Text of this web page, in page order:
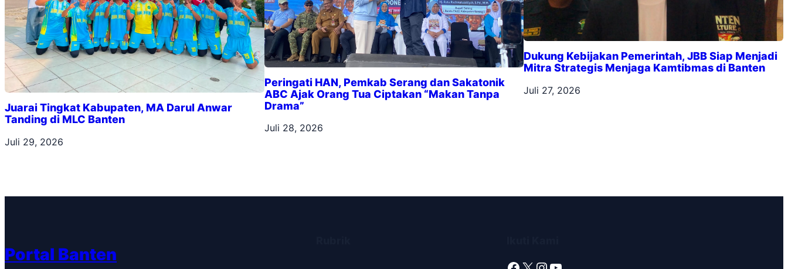
Juarai Tingkat Kabupaten, MA Darul Anwar
Tanding di MLC Banten
Juli 29, 2026
Peringati HAN, Pemkab Serang dan Sakatonik
ABC Ajak Orang Tua Ciptakan “Makan Tanpa
Drama”
Juli 28, 2026
Dukung Kebijakan Pemerintah, JBB Siap Menjadi
Mitra Strategis Menjaga Kamtibmas di Banten
Juli 27, 2026
Portal Banten